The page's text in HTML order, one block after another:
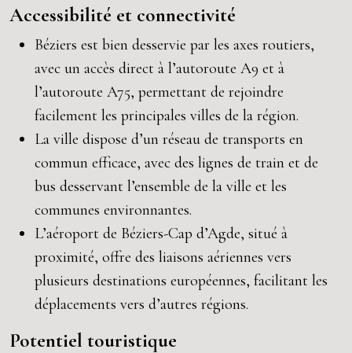
Accessibilité et connectivité
Béziers est bien desservie par les axes routiers,
avec un accès direct à l’autoroute A9 et à
l’autoroute A75, permettant de rejoindre
facilement les principales villes de la région.
La ville dispose d’un réseau de transports en
commun efficace, avec des lignes de train et de
bus desservant l’ensemble de la ville et les
communes environnantes.
L’aéroport de Béziers-Cap d’Agde, situé à
proximité, offre des liaisons aériennes vers
plusieurs destinations européennes, facilitant les
déplacements vers d’autres régions.
Potentiel touristique